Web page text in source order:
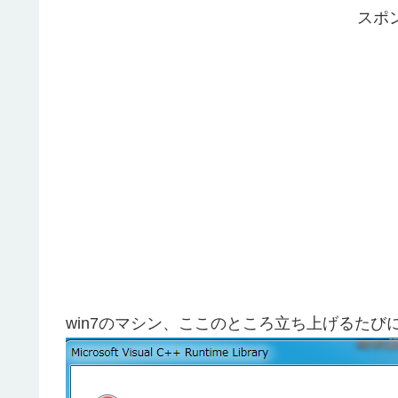
スポ
win7のマシン、ここのところ立ち上げるたび